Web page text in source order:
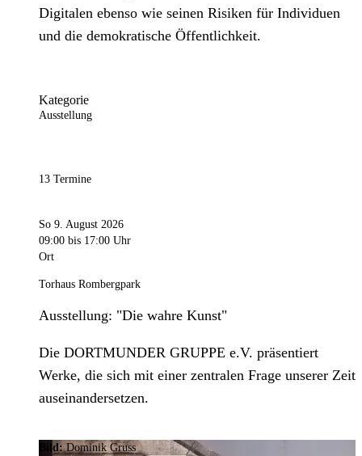
Digitalen ebenso wie seinen Risiken für Individuen
und die demokratische Öffentlichkeit.
Kategorie
Ausstellung
13 Termine
So 9. August 2026
09:00 bis 17:00 Uhr
Ort
Torhaus Rombergpark
Ausstellung: "Die wahre Kunst"
Die DORTMUNDER GRUPPE e.V. präsentiert
Werke, die sich mit einer zentralen Frage unserer Zeit
auseinandersetzen.
Bild:Dominik Gruss